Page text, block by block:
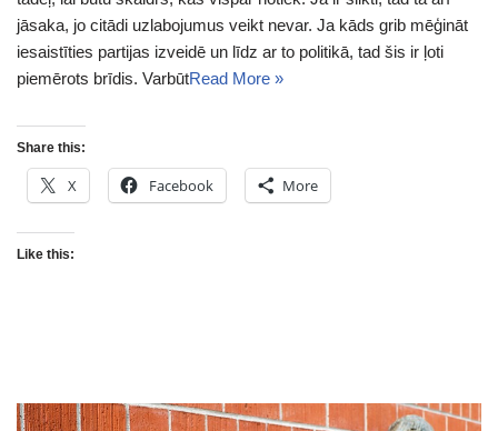
jāsaka, jo citādi uzlabojumus veikt nevar. Ja kāds grib mēģināt
iesaistīties partijas izveidē un līdz ar to politikā, tad šis ir ļoti
piemērots brīdis. VarbūtRead More »
Share this:
X Facebook More
Like this: